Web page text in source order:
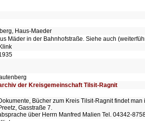
Haus-Maeder
Mäder in der Bahnhofstraße. Siehe auch
der Kreisgemeinschaft Tilsit-Ragnit
Bücher zum Kreis Tilsit-Ragnit findet
Gasstraße 7.
über Herrn Manfred Malien Tel. 04342-